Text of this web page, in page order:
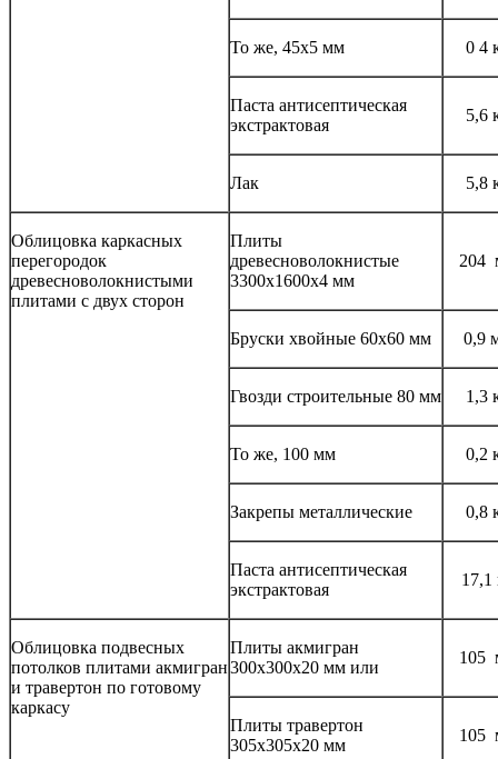
То же, 45x5 мм 0 4
Паста антисептическая
экстрактовая
5,6
Лак 5,8
Облицовка каркасных
перегородок
древесноволокнистыми
плитами с двух сторон
Плиты
древесноволокнистые
3300x1600x4 мм
204
Бруски хвойные 60x60 мм 0,9
Гвозди строительные 80 мм 1,3
То же, 100 мм 0,2
Закрепы металлические 0,8
Паста антисептическая
экстрактовая
17,1
Облицовка подвесных
потолков плитами акмигран
и травертон по готовому
каркасу
Плиты акмигран
300x300x20 мм или
105
Плиты травертон
305x305x20 мм
105